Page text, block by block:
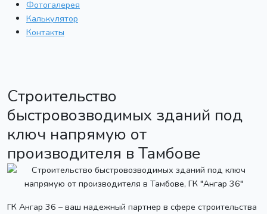
Фотогалерея
Калькулятор
Контакты
Строительство
быстровозводимых зданий под
ключ напрямую от
производителя в Тамбове
ГК Ангар 36 – ваш надежный партнер в сфере строительства